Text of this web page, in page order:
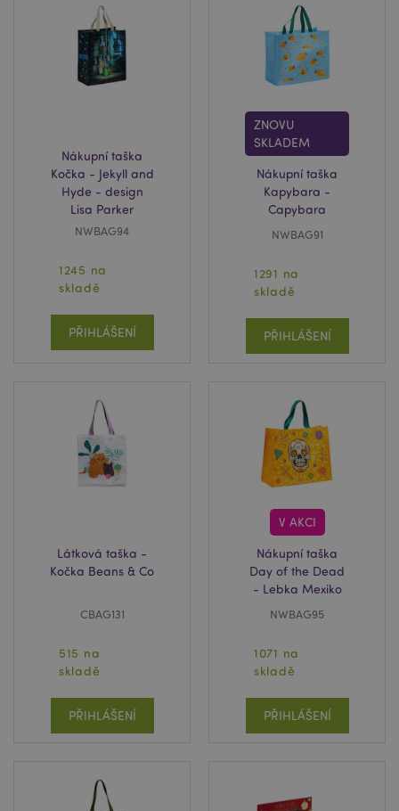
Nákupní taška
Kočka - Jekyll and
Hyde - design
Lisa Parker
NWBAG94
1245 na
skladě
PŘIHLÁŠENÍ
ZNOVU
SKLADEM
Nákupní taška
Kapybara -
Capybara
NWBAG91
1291 na
skladě
PŘIHLÁŠENÍ
Látková taška -
Kočka Beans & Co
CBAG131
515 na
skladě
PŘIHLÁŠENÍ
V AKCI
Nákupní taška
Day of the Dead
- Lebka Mexiko
NWBAG95
1071 na
skladě
PŘIHLÁŠENÍ